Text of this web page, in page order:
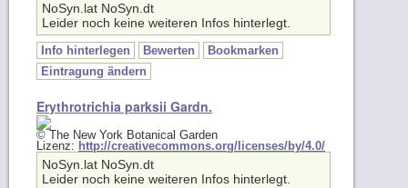
NoSyn.lat NoSyn.dt
Leider noch keine weiteren Infos hinterlegt.
Info hinterlegen Bewerten
Bookmarken
Eintragung ändern
Erythrotrichia parksii Gardn.
© The New York Botanical Garden
Lizenz: http://creativecommons.org/licenses/by/4.0/
NoSyn.lat NoSyn.dt
Leider noch keine weiteren Infos hinterlegt.